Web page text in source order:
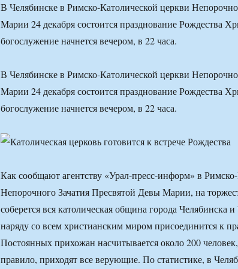
В Челябинске в Римско-Католической церкви
Марии 24 декабря состоится празднование Рождества
богослужение начнется вечером, в 22 часа.
В Челябинске в Римско-Католической церкви
Марии 24 декабря состоится празднование Рождества
богослужение начнется вечером, в 22 часа.
Как сообщают агентству «Урал-пресс-информ» в
Непорочного Зачатия Пресвятой Девы Марии, на
соберется вся католическая община города Челябинска
наряду со всем христианским миром присоединится к
Постоянных прихожан насчитывается около 200
правило, приходят все верующие. По статистике, в